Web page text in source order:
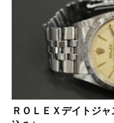
ＲＯＬＥＸデイトジ